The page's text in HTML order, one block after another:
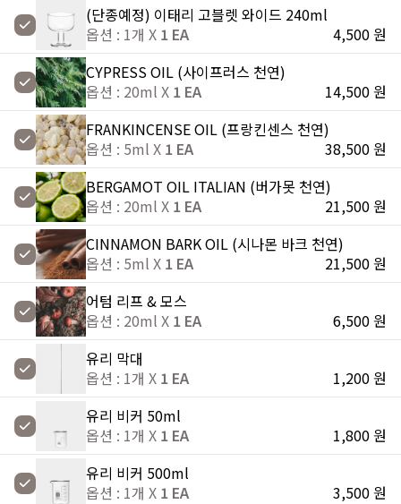
(단종예정) 이태리 고블렛 와이드 240ml
옵션 : 1개 X 1 EA
4,500 원
CYPRESS OIL (사이프러스 천연)
옵션 : 20ml X 1 EA
14,500 원
FRANKINCENSE OIL (프랑킨센스 천연)
옵션 : 5ml X 1 EA
38,500 원
BERGAMOT OIL ITALIAN (버가못 천연)
옵션 : 20ml X 1 EA
21,500 원
CINNAMON BARK OIL (시나몬 바크 천연)
옵션 : 5ml X 1 EA
21,500 원
어텀 리프 & 모스
옵션 : 20ml X 1 EA
6,500 원
유리 막대
옵션 : 1개 X 1 EA
1,200 원
유리 비커 50ml
옵션 : 1개 X 1 EA
1,800 원
유리 비커 500ml
옵션 : 1개 X 1 EA
3,500 원